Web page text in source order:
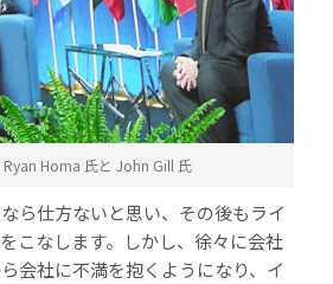
Ryan Homa 氏と John Gill 氏
ら仕方ないと思い、その後もライ
こなします。しかし、徐々に会社
会社に不満を抱くようになり、イ